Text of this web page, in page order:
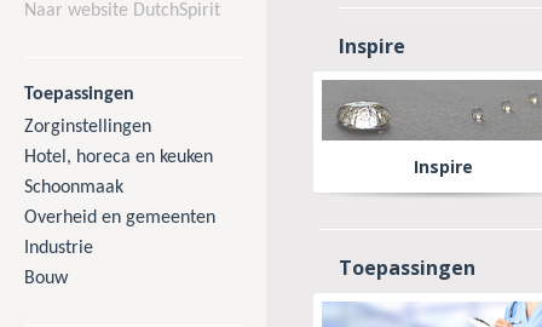
Naar website DutchSpirit
Toepassingen
Zorginstellingen
Hotel, horeca en keuken
Schoonmaak
Overheid en gemeenten
Industrie
Bouw
Inspire
Inspire
Toepassingen